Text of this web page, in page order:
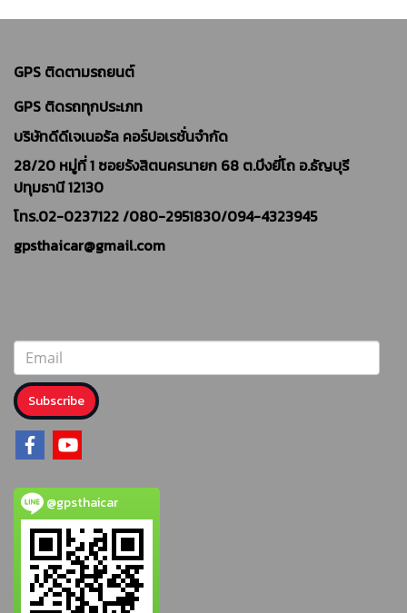
GPS ติดตามรถยนต์
GPS ติดรถทุกประเภท
บริษัทดีดีเจเนอรัล คอร์ปอเรชั่นจำกัด
28/20 หมู่ที่ 1 ซอยรังสิตนครนายก 68 ต.บึงยี่โถ อ.ธัญบุรี
ปทุมธานี 12130
โทร.02-0237122 /080-2951830/094-4323945
gpsthaicar@gmail.com
Subscribe
@gpsthaicar